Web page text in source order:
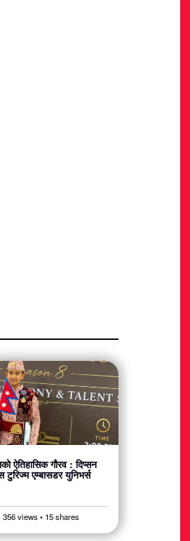
ऐतिहासिक गौरव : दिप्सन
टुरिज्म एम्बासडर युनिभर्स
356 views • 15 shares